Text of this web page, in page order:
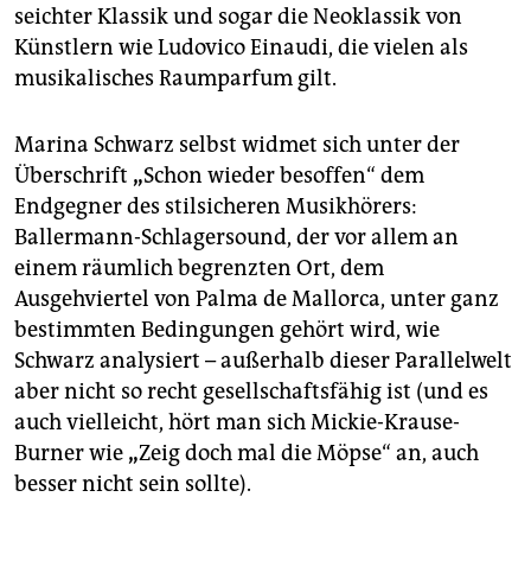
seichter Klassik und sogar die Neoklassik von
Künstlern wie Ludovico Einaudi, die vielen als
musikalisches Raumparfum gilt.
Marina Schwarz selbst widmet sich unter der
Überschrift „Schon wieder besoffen“ dem
Endgegner des stilsicheren Musikhörers:
Ballermann-Schlagersound, der vor allem an
einem räumlich begrenzten Ort, dem
Ausgehviertel von Palma de Mallorca, unter ganz
bestimmten Bedingungen gehört wird, wie
Schwarz analysiert – außerhalb dieser Parallelwelt
aber nicht so recht gesellschaftsfähig ist (und es
auch vielleicht, hört man sich Mickie-Krause-
Burner wie „Zeig doch mal die Möpse“ an, auch
besser nicht sein sollte).